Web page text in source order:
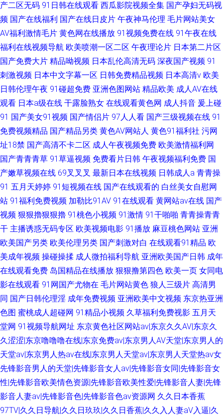
产二区无码 91日韩在线观看 西瓜影院视频全集 国产孕妇无码视
频 国产在线福利 国产在线日皮片 午夜神马伦理 毛片网站美女
AV福利激情毛片 黄色网在线播放 91视频免费在线 91午夜在线
福利在线视频导航 欧美喷潮一区二区 午夜理论片 日本第二片区
国产免费大片 精品呦视频 日本乱伦高清无码 深夜国产视频 91
刺激视频 日本中文字幕一区 日韩免费精品视频 日本高清v 欧美
日韩伦理午夜 91碰超免费 亚洲色图网站 精品欧美 成人AV在线
观看 日本a级在线 干露脸熟女 在线观看黄色网 成人抖音 爰上碰
91 国产美女91视频 国产情侣片 97人人看 国产三级视频在线 91
免费视频精品 国产精品另类 黄色AV网站人 黄色91福利社 污网
址18禁 国产高清不卡二区 成人午夜视频免费 欧美激情福利网
国产青青青草 91草逼视频 免费看片日韩 午夜视频福利免费 国
产嫩草视频在线 69叉叉叉 最新日本在线视频 日韩成人a 青青操
91 五月天婷婷 91短视频在线 国产在线观看的 白丝美女自慰网
站 91福利免费视频 加勒比91AV 91在线观看 黄网站av在线 国产
视频 狠狠擼狠狠擼 91桃色小视频 91激情 91干啪啪 青青操青青
干 主播诱惑无码专区 欧美视频电影 91播放 麻豆桃色网站 亚洲
欧美国产另类 欧美伦理另类 国产刺激对白 在线观看91精品 欧
美成年视频 操碰操揉 成人微拍福利导航 亚洲欧美国产日韩 成年
在线观看免费 岛国精品在线播放 狠狠撸第四色 欧美一页 女同电
影在线观看 91网国产尤物在 毛片网站黄色 狼人三级片 高清男
同 国产日韩伦理淫 成年免费视频 亚洲欧美中文视频 东京热亚洲
色图 蜜桃成人超碰网 91精品小视频 久草福利免费视影 五月天
堂网 91视频导航网址 东京黄色社区网站av|东京久久AV|东京久
久涩涩|东京噜噜噜在线|东京免费av|东京男人AV天堂|东京男人的
天堂av|东京男人热av在线|东京男人天堂av|东京男人天堂热av女
先锋影音男人的天堂|先锋影音女人av|先锋影音女同|先锋影音女
性|先锋影音欧美情色资源|先锋影音欧美性爱|先锋影音人妻|先锋
影音人妻av|先锋影音色|先锋影音色av资源网 久久日本香蕉
97TV|久久日导航|久久日玖玖|久久日香蕉|久久入人妻aV入逼|久